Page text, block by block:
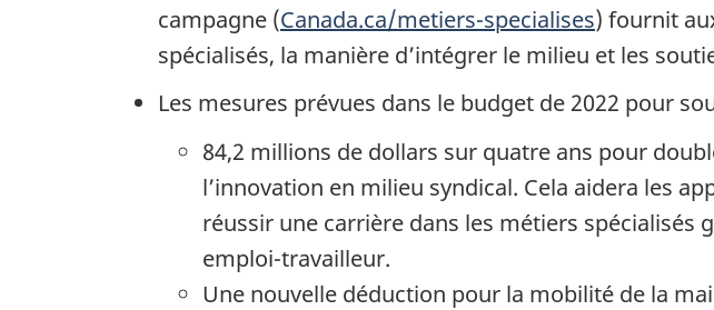
campagne (Canada.ca/metiers-specialises) fournit
spécialisés, la manière d’intégrer le milieu et les
Les mesures prévues dans le budget de 2022 pour
84,2 millions de dollars sur quatre ans pour
l’innovation en milieu syndical. Cela aidera les
réussir une carrière dans les métiers
emploi-travailleur.
Une nouvelle déduction pour la mobilité de la